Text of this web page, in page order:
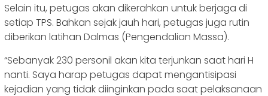
Selain itu, petugas akan dikerahkan untuk berjaga di
setiap TPS. Bahkan sejak jauh hari, petugas juga rutin
diberikan latihan Dalmas (Pengendalian Massa).
“Sebanyak 230 personil akan kita terjunkan saat hari H
nanti. Saya harap petugas dapat mengantisipasi
kejadian yang tidak diinginkan pada saat pelaksanaan